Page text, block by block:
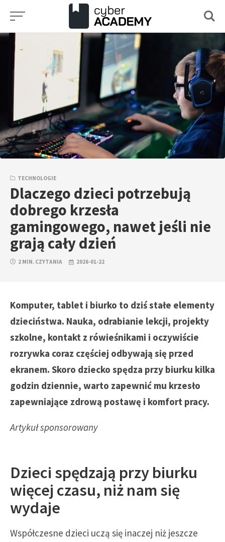
Przejdź
treści
TECHNOLOGIE
Dlaczego dzieci potrzebują
dobrego krzesła
gamingowego, nawet jeśli nie
grają cały dzień
2 MIN. CZYTANIA 2026-01-22
Komputer, tablet i biurko to dziś stałe elementy
dzieciństwa. Nauka, odrabianie lekcji, projekty
szkolne, kontakt z rówieśnikami i oczywiście
rozrywka coraz częściej odbywają się przed
ekranem. Skoro dziecko spędza przy biurku kilka
godzin dziennie, warto zapewnić mu krzesło
zapewniające zdrową postawę i komfort pracy.
Artykuł sponsorowany
Dzieci spędzają przy biurku
więcej czasu, niż nam się
wydaje
Współczesne dzieci uczą się inaczej niż jeszcze